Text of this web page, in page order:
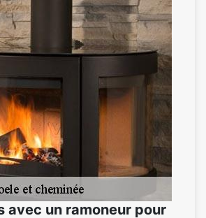
avec un ramoneur pour